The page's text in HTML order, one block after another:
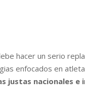
hacer un serio
enfocados en
justas nacionales e